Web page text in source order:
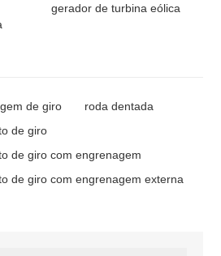
gerador de turbina eólica
de giro
roda dentada
de giro
de giro com engrenagem
de giro com engrenagem externa